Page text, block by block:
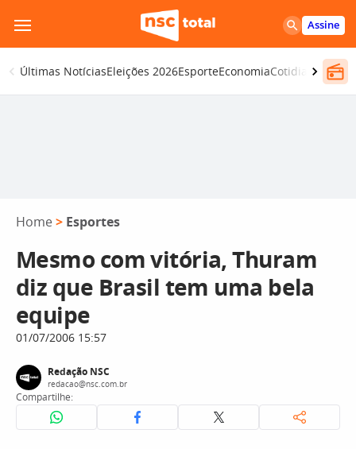
para
o
conteúdo
Assine
Últimas NotíciasEleições 2026EsporteEconomiaCotidiano
Home > Esportes
Mesmo com vitória, Thuram
diz que Brasil tem uma bela
equipe
01/07/2006 15:57
Redação NSC
redacao@nsc.com.br
Compartilhe: